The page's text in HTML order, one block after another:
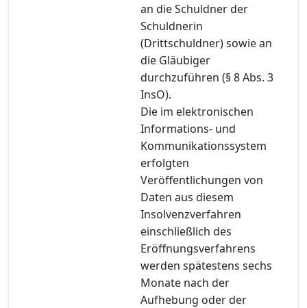
an die Schuldner der
Schuldnerin
(Drittschuldner) sowie an
die Gläubiger
durchzuführen (§ 8 Abs. 3
InsO).
Die im elektronischen
Informations- und
Kommunikationssystem
erfolgten
Veröffentlichungen von
Daten aus diesem
Insolvenzverfahren
einschließlich des
Eröffnungsverfahrens
werden spätestens sechs
Monate nach der
Aufhebung oder der